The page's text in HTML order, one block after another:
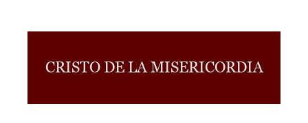
CRISTO DE LA MISERICORDIA